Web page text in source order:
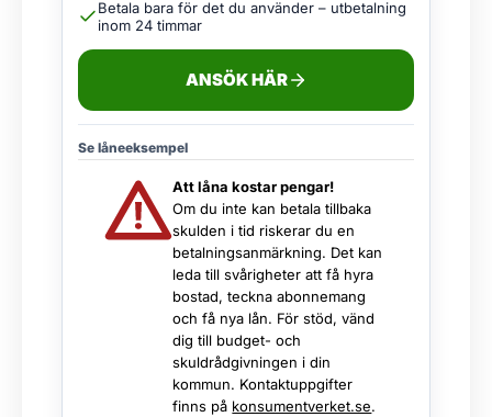
Betala bara för det du använder – utbetalning
inom 24 timmar
ANSÖK HÄR
Se låneeksempel
Att låna kostar pengar!
Om du inte kan betala tillbaka
skulden i tid riskerar du en
betalningsanmärkning. Det kan
leda till svårigheter att få hyra
bostad, teckna abonnemang
och få nya lån. För stöd, vänd
dig till budget- och
skuldrådgivningen i din
kommun. Kontaktuppgifter
finns på konsumentverket.se.